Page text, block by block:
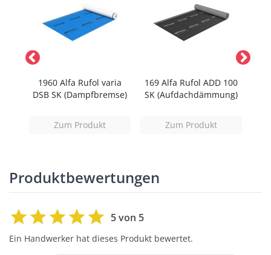
1960 Alfa Rufol varia
DSB SK (Dampfbremse)
Zum Produkt
169 Alfa Rufol ADD 100
SK (Aufdachdämmung)
Zum Produkt
Produktbewertungen
5 von 5
Ein Handwerker hat dieses Produkt bewertet.